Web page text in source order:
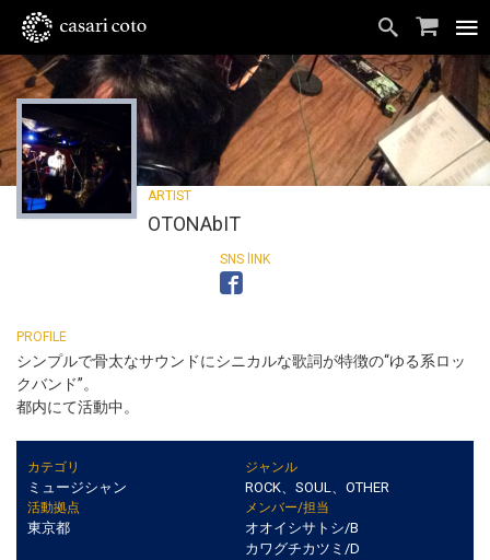
OTONAbIT
シンプルで骨太なサウンドにシニカルな歌詞が特徴の“ゆる系ロッ
クバンド”。
都内にて活動中。
カテゴリ
ミュージシャン
ジャンル
ROCK、SOUL、OTHER
活動拠点
東京都
メンバー/担当
オオイシサトシ/B
カワグチカツミ/D